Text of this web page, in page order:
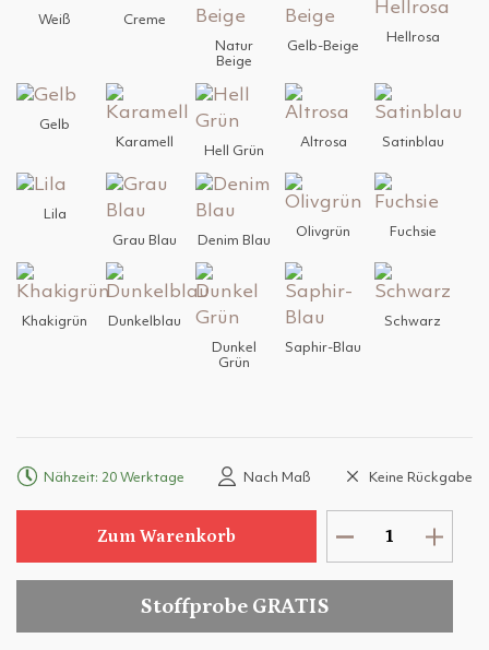
Weiß
Creme
Natur
Beige
Gelb-Beige
Hellrosa
Gelb
Karamell
Hell Grün
Altrosa Satinblau
Lila
Grau Blau
Denim Blau
Olivgrün Fuchsie
Khakigrün
Dunkelblau
Dunkel
Grün
Saphir-Blau
Schwarz
Nähzeit: 20 Werktage Nach Maß Keine Rückgabe
Zum Warenkorb
Stoffprobe GRATIS